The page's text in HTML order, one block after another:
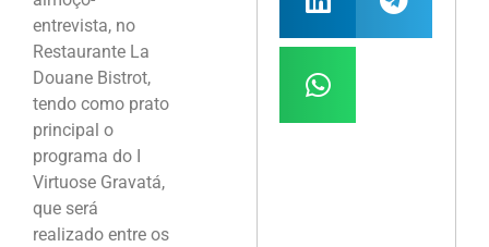
entrevista, no
Restaurante La
Douane Bistrot,
tendo como prato
principal o
programa do I
Virtuose Gravatá,
que será
realizado entre os